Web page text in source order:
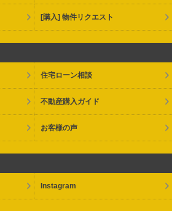
[購入] 物件リクエスト
住宅ローン相談
不動産購入ガイド
お客様の声
Instagram